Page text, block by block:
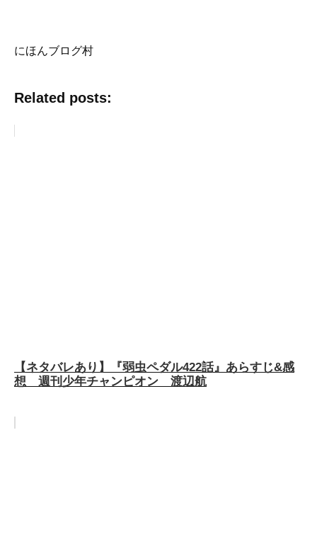
にほんブログ村
Related posts:
【ネタバレあり】『弱虫ペダル422話』あらすじ&感
想 週刊少年チャンピオン 渡辺航